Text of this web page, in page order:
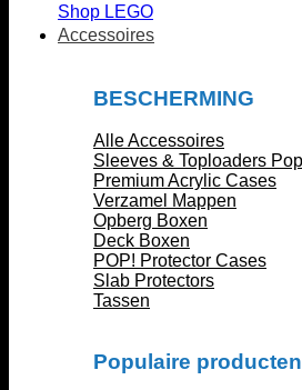
Shop LEGO
Accessoires
BESCHERMING
Alle Accessoires
Sleeves & Toploaders
Premium Acrylic Cases
Verzamel Mappen
Opberg Boxen
Deck Boxen
POP! Protector Cases
Slab Protectors
Tassen
Populaire producten